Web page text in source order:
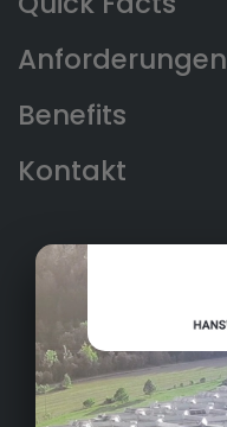
Anforderungen
Benefits